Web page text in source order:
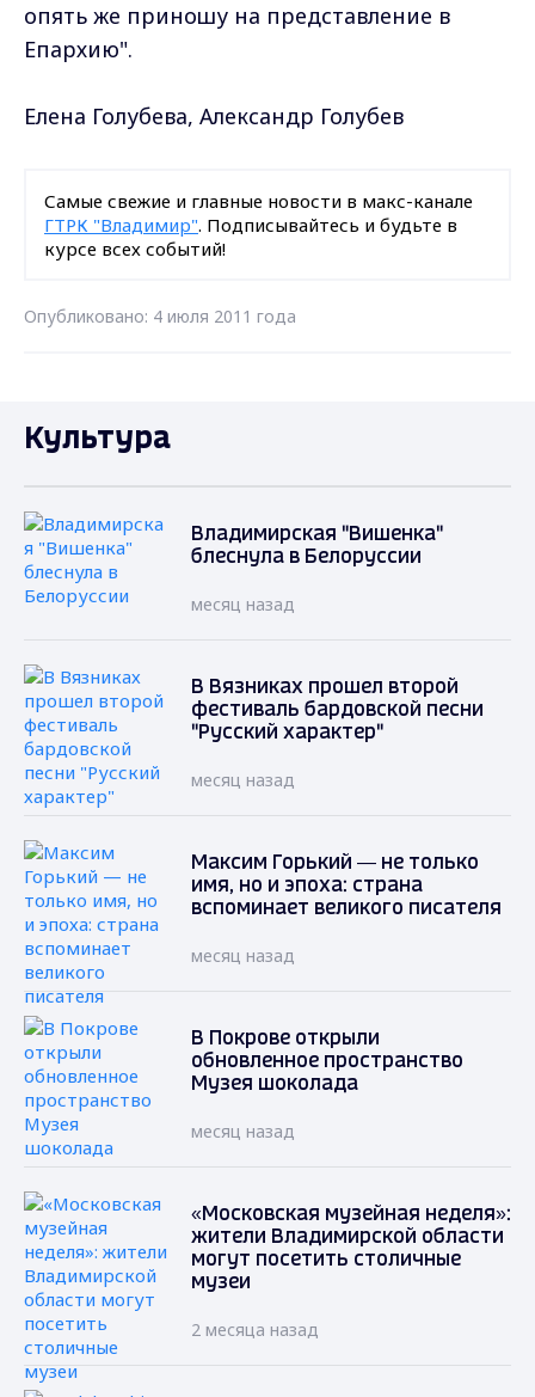
опять же приношу на представление в
Епархию".
Елена Голубева, Александр Голубев
Самые свежие и главные новости в макс-канале
ГТРК "Владимир". Подписывайтесь и будьте в
курсе всех событий!
Опубликовано: 4 июля 2011 года
Культура
Владимирская "Вишенка"
блеснула в Белоруссии
месяц назад
В Вязниках прошел второй
фестиваль бардовской песни
"Русский характер"
месяц назад
Максим Горький — не только
имя, но и эпоха: страна
вспоминает великого писателя
месяц назад
В Покрове открыли
обновленное пространство
Музея шоколада
месяц назад
«Московская музейная неделя»:
жители Владимирской области
могут посетить столичные
музеи
2 месяца назад